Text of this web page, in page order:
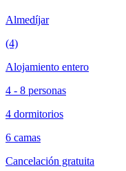
Almedíjar
(4)
Alojamiento entero
4 - 8 personas
4 dormitorios
6 camas
Cancelación gratuita